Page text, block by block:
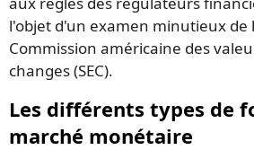
l'objet d'un examen minutieux de
Commission américaine des
changes (SEC).
Les différents types de
marché monétaire